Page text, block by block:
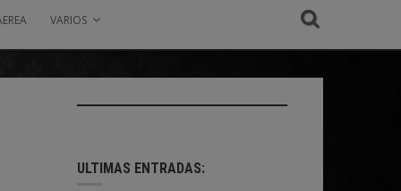
VARIOS
ULTIMAS ENTRADAS: